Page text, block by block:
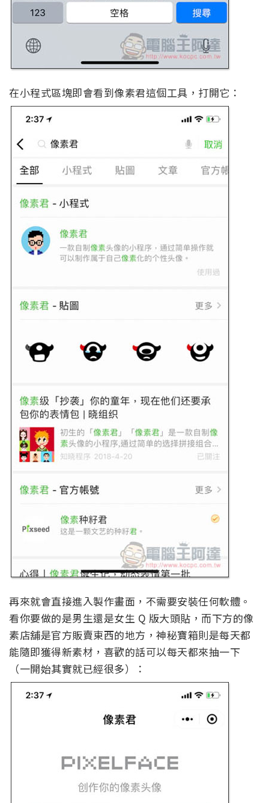
在小程式區塊即會看到像素君這個工具，打開它：
再來就會直接進入製作畫面，不需要安裝任何軟體。
看你要做的是男生還是女生 Q 版大頭貼，而下方的像
素店舖是官方販賣東西的地方，神秘寶箱則是每天都
能隨即獲得新素材，喜歡的話可以每天都來抽一下
（一開始其實就已經很多）：